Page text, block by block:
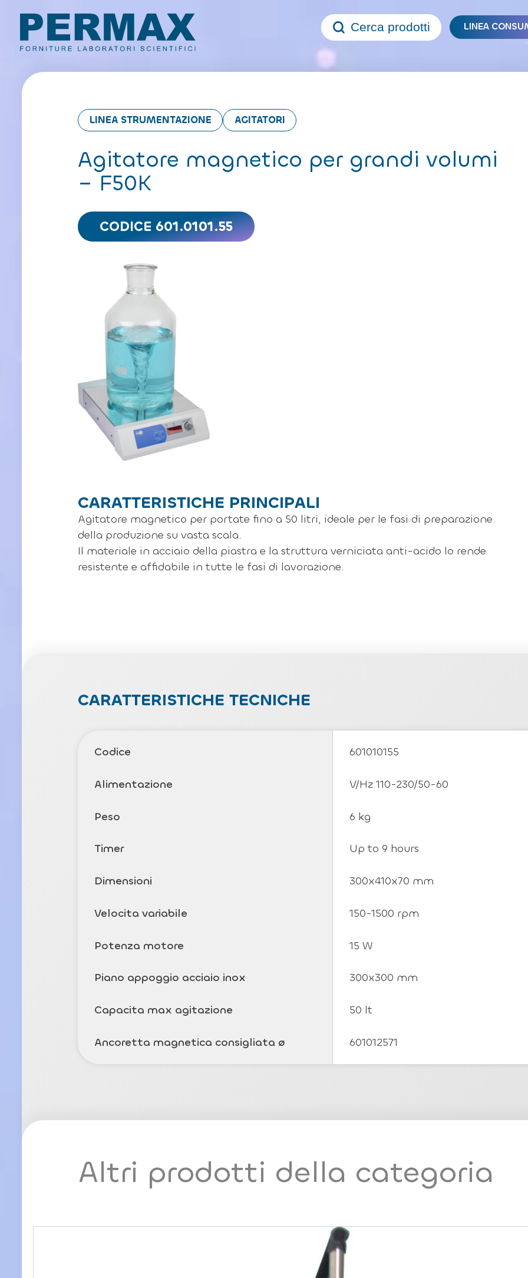
Cerca prodotti LINEA
LINEA STRUMENTAZIONE AGITATORI
Agitatore magnetico per grandi volumi
– F50K
CODICE 601.0101.55
CARATTERISTICHE PRINCIPALI
Agitatore magnetico per portate fino a 50 litri, ideale per le fasi di preparazione
della produzione su vasta scala.
Il materiale in acciaio della piastra e la struttura verniciata anti-acido lo rende
resistente e affidabile in tutte le fasi di lavorazione.
CARATTERISTICHE TECNICHE
Codice 601010155
Alimentazione V/Hz 110-230/50-60
Peso 6 kg
Timer Up to 9 hours
Dimensioni 300x410x70 mm
Velocita variabile 150-1500 rpm
Potenza motore 15 W
Piano appoggio acciaio inox 300x300 mm
Capacita max agitazione 50 lt
Ancoretta magnetica consigliata ø 601012571
Altri prodotti della categoria